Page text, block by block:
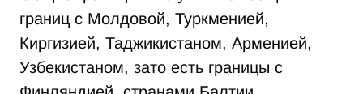
границ с Молдовой, Туркменией,
Киргизией, Таджикистаном, Арменией,
Узбекистаном, зато есть границы с